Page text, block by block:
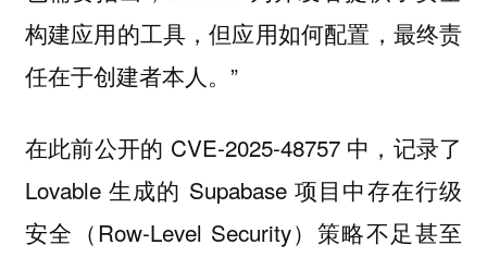
构建应用的工具，但应用如何配置，最终责
任在于创建者本人。”
在此前公开的 CVE-2025-48757 中，记录了
Lovable 生成的 Supabase 项目中存在行级
安全（Row-Level Security）策略不足甚至